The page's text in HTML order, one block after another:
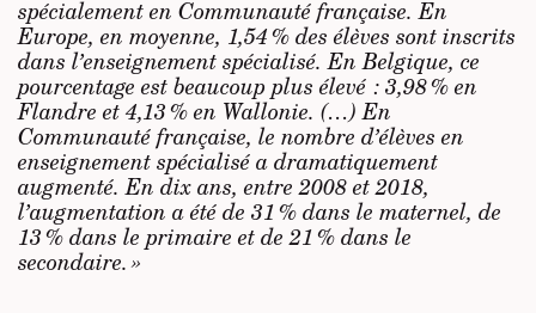
spécialement en Communauté française. En
Europe, en moyenne, 1,54 % des élèves sont inscrits
dans l’enseignement spécialisé. En Belgique, ce
pourcentage est beaucoup plus élevé : 3,98 % en
Flandre et 4,13 % en Wallonie. (…) En
Communauté française, le nombre d’élèves en
enseignement spécialisé a dramatiquement
augmenté. En dix ans, entre 2008 et 2018,
l’augmentation a été de 31 % dans le maternel, de
13 % dans le primaire et de 21 % dans le
secondaire. »